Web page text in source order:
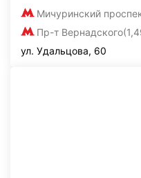
Мичуринский
Пр-т Вернадского
ул. Удальцова, 60